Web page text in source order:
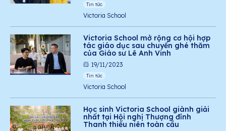
Tin tức
Victoria School
Victoria School mở rộng cơ hội hợp
tác giáo dục sau chuyến ghé thăm
của Giáo sư Lê Anh Vinh
19/11/2023
Tin tức
Victoria School
Học sinh Victoria School giành giải
nhất tại Hội nghị Thượng đỉnh
Thanh thiếu niên toàn cầu